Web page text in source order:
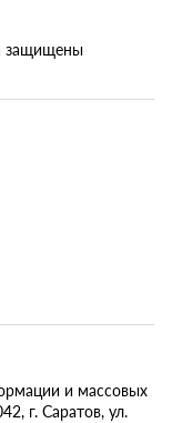
защищены
и массовых
г. Саратов, ул.